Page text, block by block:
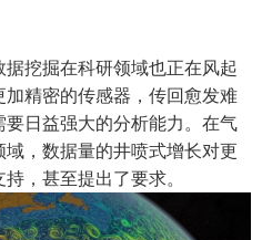
挖掘在科研领域也正在风起
精密的传感器，传回愈发难
日益强大的分析能力。在气
，数据量的井喷式增长对更
，甚至提出了要求。